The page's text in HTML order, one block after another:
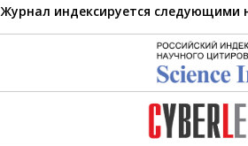
Журнал индексируется